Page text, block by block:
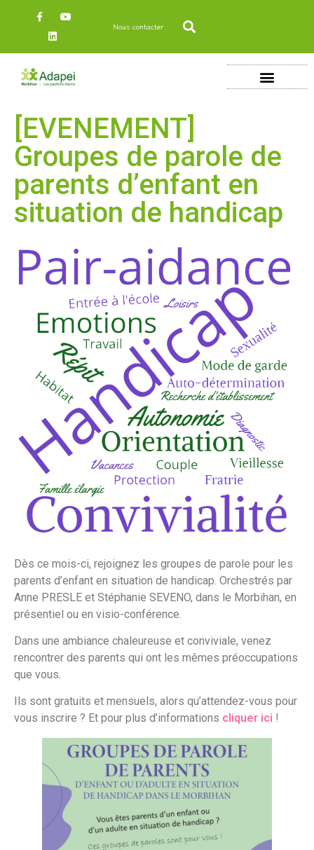
Nous contacter
[EVENEMENT]
Groupes de parole de
parents d’enfant en
situation de handicap
Dès ce mois-ci, rejoignez les groupes de parole pour les
parents d’enfant en situation de handicap. Orchestrés par
Anne PRESLE et Stéphanie SEVENO, dans le Morbihan, en
présentiel ou en visio-conférence.
Dans une ambiance chaleureuse et conviviale, venez
rencontrer des parents qui ont les mêmes préoccupations
que vous.
Ils sont gratuits et mensuels, alors qu’attendez-vous pour
vous inscrire ? Et pour plus d’informations cliquer ici !